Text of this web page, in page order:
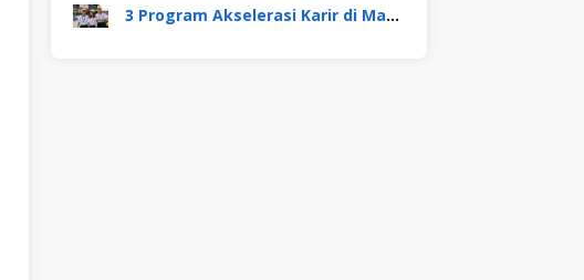
3 Program Akselerasi Karir di Mayora Group. Apa Saja? Berikut Penjelasannya